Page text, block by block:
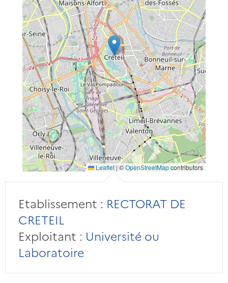
Leaflet|©OpenStreetMapcontributors
Etablissement : RECTORAT DE
CRETEIL
Exploitant : Université ou
Laboratoire